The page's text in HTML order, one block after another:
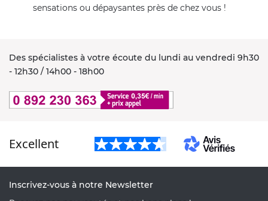
sensations ou dépaysantes près de chez vous !
Des spécialistes à votre écoute du lundi au vendredi 9h30
- 12h30 / 14h00 - 18h00
Excellent
Inscrivez-vous à notre Newsletter